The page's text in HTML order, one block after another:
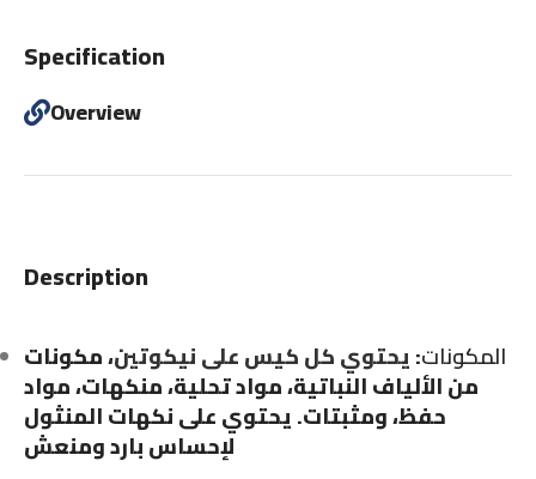
Description
المكونات:يحتوي كل كيس على نيكوتين، مكونات
من الألياف النباتية، مواد تحلية، منكهات، مواد
حفظ، ومثبتات. يحتوي على نكهات المنثول
لإحساس بارد ومنعش
Specification
Overview